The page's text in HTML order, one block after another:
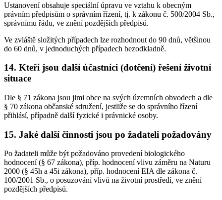
Ustanovení obsahuje speciální úpravu ve vztahu k obecným
právním předpisům o správním řízení, tj. k zákonu č. 500/2004 Sb.,
správnímu řádu, ve znění pozdějších předpisů.
Ve zvláště složitých případech lze rozhodnout do 90 dnů, většinou
do 60 dnů, v jednoduchých případech bezodkladně.
14. Kteří jsou další účastníci (dotčení) řešení životní
situace
Dle § 71 zákona jsou jimi obce na svých územních obvodech a dle
§ 70 zákona občanské sdružení, jestliže se do správního řízení
přihlásí, případně další fyzické i právnické osoby.
15. Jaké další činnosti jsou po žadateli požadovány
Po žadateli může být požadováno provedení biologického
hodnocení (§ 67 zákona), příp. hodnocení vlivu záměru na Naturu
2000 (§ 45h a 45i zákona), příp. hodnocení EIA dle zákona č.
100/2001 Sb., o posuzování vlivů na životní prostředí, ve znění
pozdějších předpisů.